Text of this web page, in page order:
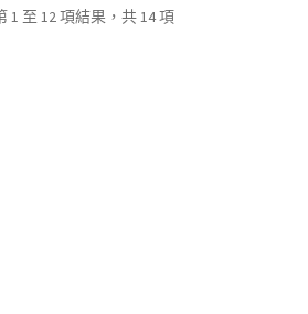
1 至 12 項結果，共 14 項